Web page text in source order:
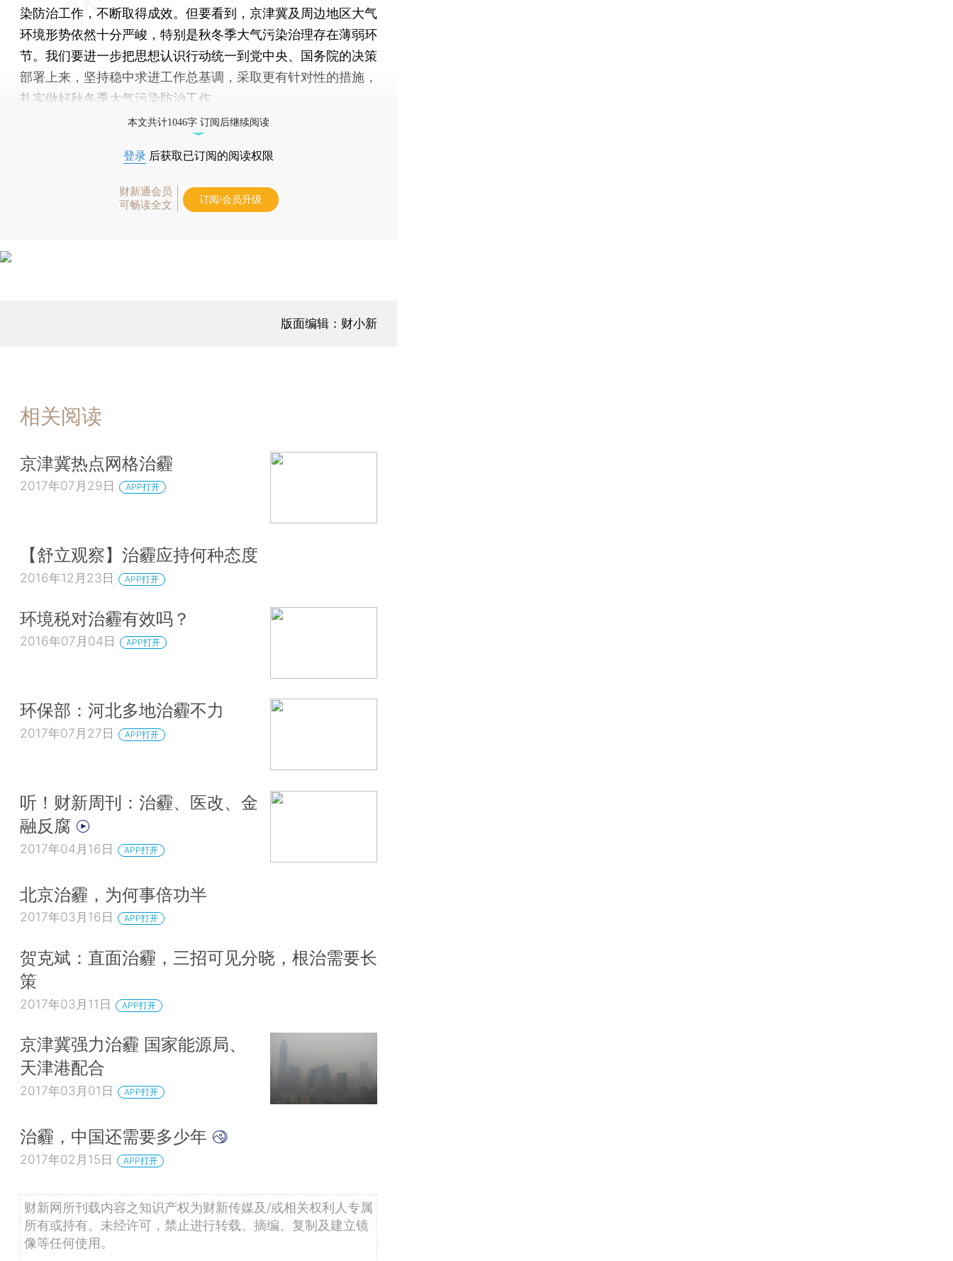
染防治工作，不断取得成效。但要看到，京津冀及周边地区大气
环境形势依然十分严峻，特别是秋冬季大气污染治理存在薄弱环
节。我们要进一步把思想认识行动统一到党中央、国务院的决策
部署上来，坚持稳中求进工作总基调，采取更有针对性的措施，
扎实做好秋冬季大气污染防治工作。
本文共计1046字 订阅后继续阅读
登录 后获取已订阅的阅读权限
财新通会员
可畅读全文
订阅/会员升级
版面编辑：财小新
相关阅读
京津冀热点网格治霾
2017年07月29日 APP打开
【舒立观察】治霾应持何种态度
2016年12月23日 APP打开
环境税对治霾有效吗？
2016年07月04日 APP打开
环保部：河北多地治霾不力
2017年07月27日 APP打开
听！财新周刊：治霾、医改、金
融反腐
2017年04月16日 APP打开
北京治霾，为何事倍功半
2017年03月16日 APP打开
贺克斌：直面治霾，三招可见分晓，根治需要长
策
2017年03月11日 APP打开
京津冀强力治霾 国家能源局、
天津港配合
2017年03月01日 APP打开
治霾，中国还需要多少年
2017年02月15日 APP打开
财新网所刊载内容之知识产权为财新传媒及/或相关权利人专属
所有或持有。未经许可，禁止进行转载、摘编、复制及建立镜
像等任何使用。